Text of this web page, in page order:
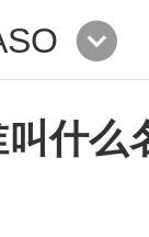
什么